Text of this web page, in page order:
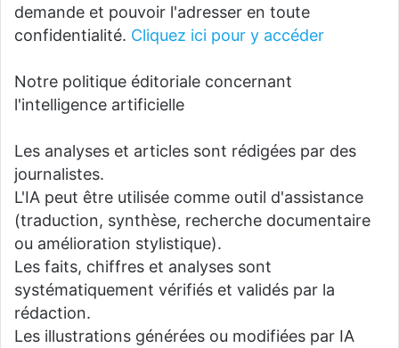
demande et pouvoir l'adresser en toute
confidentialité. Cliquez ici pour y accéder
Notre politique éditoriale concernant
l'intelligence artificielle
Les analyses et articles sont rédigées par des
journalistes.
L'IA peut être utilisée comme outil d'assistance
(traduction, synthèse, recherche documentaire
ou amélioration stylistique).
Les faits, chiffres et analyses sont
systématiquement vérifiés et validés par la
rédaction.
Les illustrations générées ou modifiées par IA